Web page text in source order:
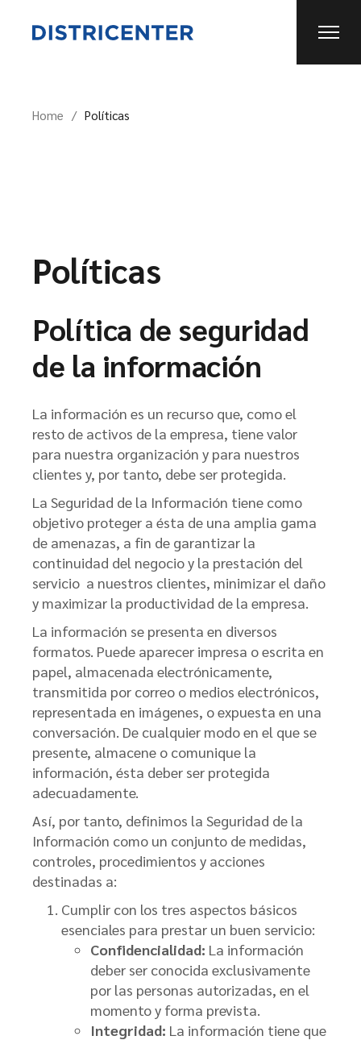
Home Políticas
Políticas
Política de seguridad
de la información
La información es un recurso que, como el
resto de activos de la empresa, tiene valor
para nuestra organización y para nuestros
clientes y, por tanto, debe ser protegida.
La Seguridad de la Información tiene como
objetivo proteger a ésta de una amplia gama
de amenazas, a fin de garantizar la
continuidad del negocio y la prestación del
servicio a nuestros clientes, minimizar el daño
y maximizar la productividad de la empresa.
La información se presenta en diversos
formatos. Puede aparecer impresa o escrita en
papel, almacenada electrónicamente,
transmitida por correo o medios electrónicos,
representada en imágenes, o expuesta en una
conversación. De cualquier modo en el que se
presente, almacene o comunique la
información, ésta deber ser protegida
adecuadamente.
Así, por tanto, definimos la Seguridad de la
Información como un conjunto de medidas,
controles, procedimientos y acciones
destinadas a:
Cumplir con los tres aspectos básicos
esenciales para prestar un buen servicio:
Confidencialidad: La información
deber ser conocida exclusivamente
por las personas autorizadas, en el
momento y forma prevista.
Integridad: La información tiene que